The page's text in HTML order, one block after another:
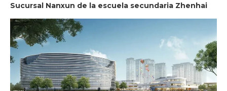
Sucursal Nanxun de la escuela secundaria Zhenhai